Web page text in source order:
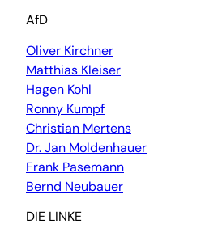
AfD
Oliver Kirchner
Matthias Kleiser
Hagen Kohl
Ronny Kumpf
Christian Mertens
Dr. Jan Moldenhauer
Frank Pasemann
Bernd Neubauer
DIE LINKE